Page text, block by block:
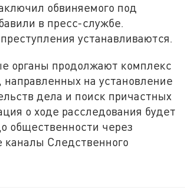
обвиняемого под
в пресс-службе.
устанавливаются.
органы продолжают комплекс
направленных на установление
дела и поиск причастных
о ходе расследования будет
общественности через
Следственного